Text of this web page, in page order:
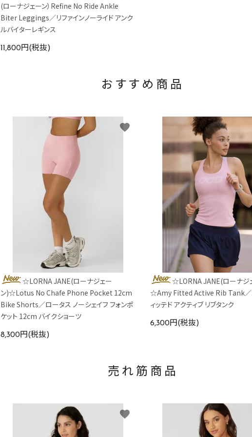
(ローナジェーン）Refine No Ride Ankle
Biter Leggings／リファインノーライド アンク
ルバイターレギンス
11,800円(税抜)
おすすめ商品
☆LORNA JANE(ローナジェー
ン)☆Lotus No Chafe Phone Pocket 12cm
Bike Shorts／ロータス ノーシェイフ フォンポ
ケット 12cm バイクショーツ
8,300円(税抜)
favorite
☆LORNA JANE(ローナジェ
☆Amy Fitted Active Rib Tank／
ィッテド アクティブ リブタンク
6,300円(税抜)
売れ筋商品
favorite